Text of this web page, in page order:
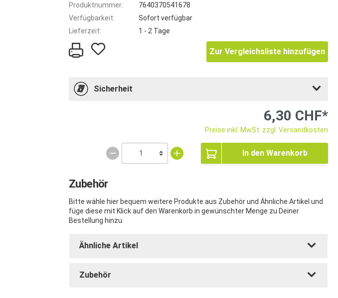
Produktnummer:
7640370541678
Verfügbarkeit:
Sofort verfügbar
Lieferzeit:
1 - 2 Tage
Zur Vergleichsliste hinzufügen
Sicherheit
6,30 CHF*
Preise inkl. MwSt. zzgl. Versandkosten
In den Warenkorb
Zubehör
Bitte wähle hier bequem weitere Produkte aus Zubehör und Ähnliche Artikel und
füge diese mit Klick auf den Warenkorb in gewünschter Menge zu Deiner
Bestellung hinzu.
Ähnliche Artikel
Zubehör